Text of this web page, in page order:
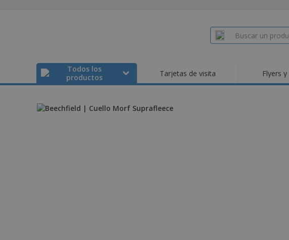
Todos los
productos
Tarjetas de visita Flyers